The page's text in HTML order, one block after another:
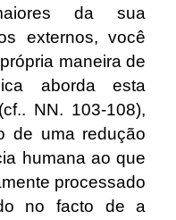
da sua
externos, você
maneira de
aborda esta
NN. 103-108),
de uma redução
humana ao que
processado
no facto de a